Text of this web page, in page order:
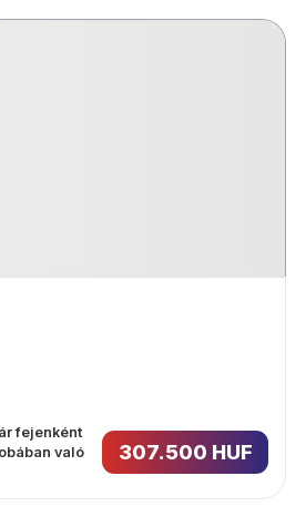
fejenként
való
307.500 HUF